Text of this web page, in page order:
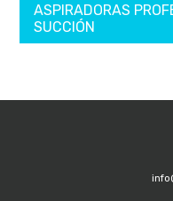
ASPIRADORAS
SUCCIÓN